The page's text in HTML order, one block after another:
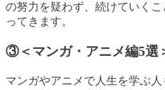
の努力を疑わず、続けていく
ってきます。
③＜マンガ・アニメ編5選
マンガやアニメで人生を学ぶ